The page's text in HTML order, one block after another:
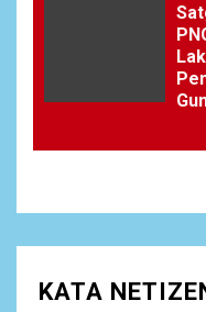
KATA